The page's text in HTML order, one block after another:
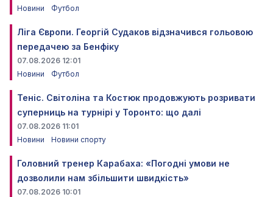
Новини
Футбол
Ліга Європи. Георгій Судаков відзначився гольовою
передачею за Бенфіку
07.08.2026 12:01
Новини
Футбол
Теніс. Світоліна та Костюк продовжують розривати
суперниць на турнірі у Торонто: що далі
07.08.2026 11:01
Новини
Новини спорту
Головний тренер Карабаха: «Погодні умови не
дозволили нам збільшити швидкість»
07.08.2026 10:01